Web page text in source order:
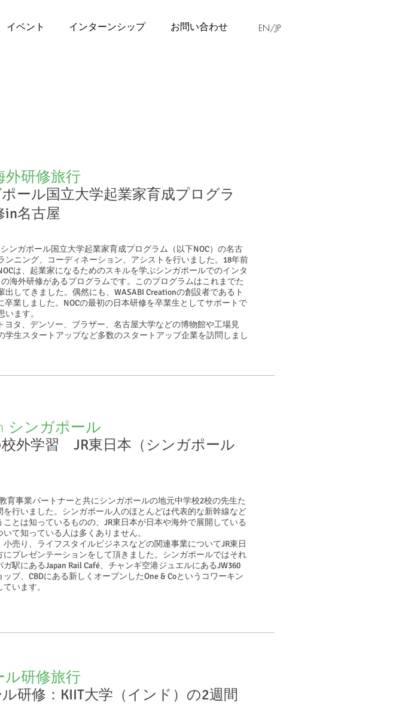
イベント インターンシップ お問い合わせ EN/JP
外研修旅行
ール国立大学起業家育成プログラ
in名古屋​​
シンガポール国立大学起業家育成プログラム（以下NOC）の名古
ンニング、コーディネーション、アシストを行いました。18年前
は、起業家になるためのスキルを学ぶシンガポールでのインタ
海外研修があるプログラムです。このプログラムはこれまでた
出してきました。偶然にも、WASABI Creationの創設者であるト
卒業しました。NOCの最初の日本研修を卒業生としてサポートで
います。
ヨタ、デンソー、ブラザー、名古屋大学などの博物館や工場見
学生スタートアップなど多数のスタートアップ企業を訪問しまし
シンガポール
外学習 JR東日本​​（シンガポール
育事業パートナーと共にシンガポールの地元中学校2校の先生た
を行いました。シンガポール人のほとんどは代表的な新幹線など
ことは知っているものの、JR東日本が日本や海外で展開している
て知っている人は多くありません。
売り、ライフスタイルビジネスなどの関連事業についてJR東日
にプレゼンテーションをして頂きました。シンガポールではそれ
駅にあるJapan Rail Café、チャンギ空港ジュエルにあるJW360
プ、CBDにある新しくオープンしたOne & Coというコワーキン
います。
ル研修旅行
研修：KIIT大学（インド）の2週間